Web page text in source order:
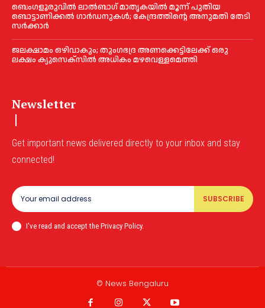
ബെംഗളൂരുവിൽ ലാൽബാഗ് മാതൃകയിൽ മൂന്ന് പുതിയ
ബൊട്ടാണിക്കൽ ഗാർഡനുകൾ; കേന്ദ്രത്തിന്റെ അനുമതി തേടി
സർക്കാർ
ജലക്ഷാമം ഒഴിവാകും; തുംഗഭദ്ര അണക്കെട്ടിലേക്ക് ഒരു
ലക്ഷം ക്യുസെക്സില്‍ അധികം മഴവെള്ളമെത്തി
Newsletter
Get important news delivered directly to your inbox and stay
connected!
SUBSCRIBE
I've read and accept the Privacy Policy.
© News Bengaluru